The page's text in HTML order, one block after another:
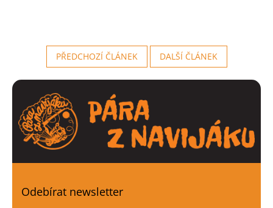
PŘEDCHOZÍ ČLÁNEK DALŠÍ ČLÁNEK
Odebírat newsletter